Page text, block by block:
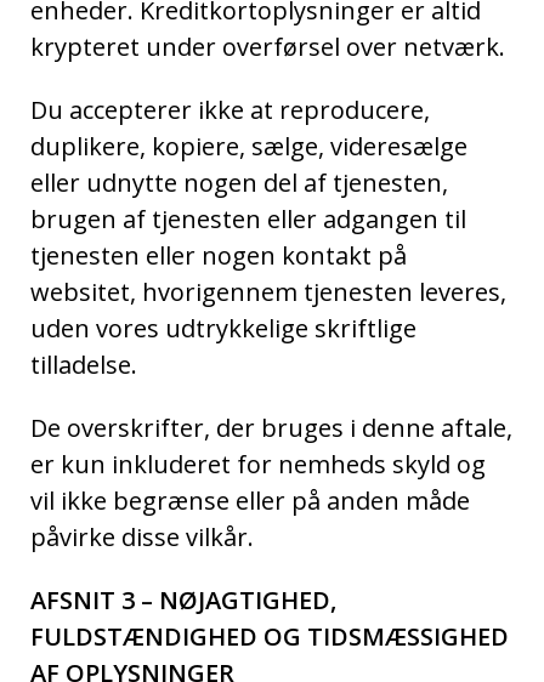
enheder. Kreditkortoplysninger er altid
krypteret under overførsel over netværk.
Du accepterer ikke at reproducere,
duplikere, kopiere, sælge, videresælge
eller udnytte nogen del af tjenesten,
brugen af tjenesten eller adgangen til
tjenesten eller nogen kontakt på
websitet, hvorigennem tjenesten leveres,
uden vores udtrykkelige skriftlige
tilladelse.
De overskrifter, der bruges i denne aftale,
er kun inkluderet for nemheds skyld og
vil ikke begrænse eller på anden måde
påvirke disse vilkår.
AFSNIT 3 – NØJAGTIGHED,
FULDSTÆNDIGHED OG TIDSMÆSSIGHED
AF OPLYSNINGER